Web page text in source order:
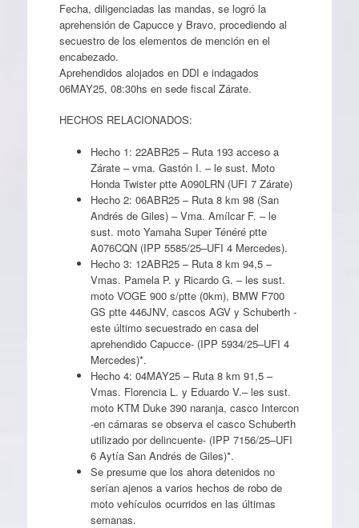
Fecha, diligenciadas las mandas, se logró la
aprehensión de Capucce y Bravo, procediendo al
secuestro de los elementos de mención en el
encabezado.
Aprehendidos alojados en DDI e indagados
06MAY25, 08:30hs en sede fiscal Zárate.
HECHOS RELACIONADOS:
Hecho 1: 22ABR25 – Ruta 193 acceso a
Zárate – vma. Gastón I. – le sust. Moto
Honda Twister ptte A090LRN (UFI 7 Zárate)
Hecho 2: 06ABR25 – Ruta 8 km 98 (San
Andrés de Giles) – Vma. Amílcar F. – le
sust. moto Yamaha Super Ténéré ptte
A076CQN (IPP 5585/25–UFI 4 Mercedes).
Hecho 3: 12ABR25 – Ruta 8 km 94,5 –
Vmas. Pamela P. y Ricardo G. – les sust.
moto VOGE 900 s/ptte (0km), BMW F700
GS ptte 446JNV, cascos AGV y Schuberth -
este último secuestrado en casa del
aprehendido Capucce- (IPP 5934/25–UFI 4
Mercedes)*.
Hecho 4: 04MAY25 – Ruta 8 km 91,5 –
Vmas. Florencia L. y Eduardo V.– les sust.
moto KTM Duke 390 naranja, casco Intercon
-en cámaras se observa el casco Schuberth
utilizado por delincuente- (IPP 7156/25–UFI
6 Aytía San Andrés de Giles)*.
⁠Se presume que los ahora detenidos no
serían ajenos a varios hechos de robo de
moto vehículos ocurridos en las últimas
semanas.